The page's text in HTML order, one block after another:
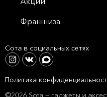
Франшиза
Сота в социальных сетях
Политика
©2026 Sota — гаджеты и